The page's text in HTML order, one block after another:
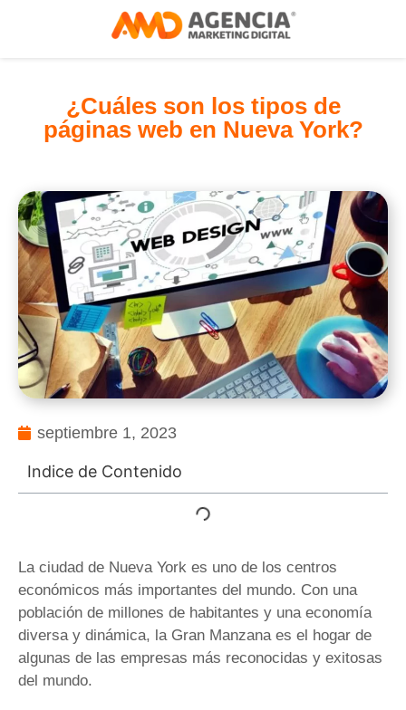
¿Cuáles son los tipos de
páginas web en Nueva York?
septiembre 1, 2023
Indice de Contenido
La ciudad de Nueva York es uno de los centros
económicos más importantes del mundo. Con una
población de millones de habitantes y una economía
diversa y dinámica, la Gran Manzana es el hogar de
algunas de las empresas más reconocidas y exitosas
del mundo.